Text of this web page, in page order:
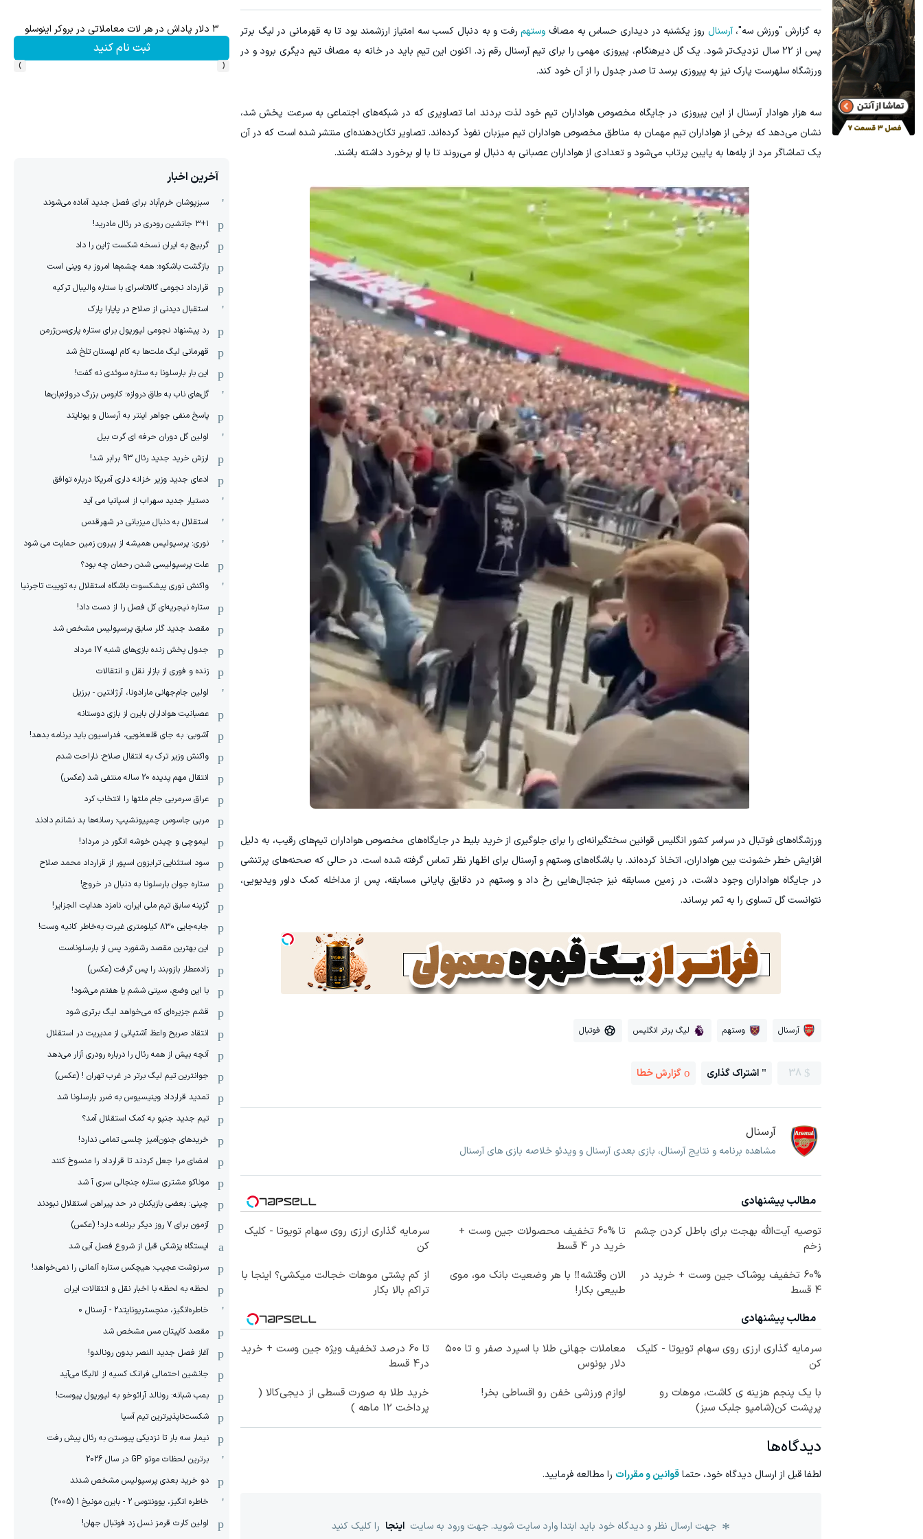
به گزارش "ورزش سه"،آرسنال روز یکشنبه در دیداری حساس به مصاف وستهمرفت و به دنبال کسب سه امتیاز ارزشمند بود تا به قهرمانی در لیگ برتر
پس از 22 سال نزدیک‌تر شود. یک گل دیرهنگام، پیروزی مهمی را برای تیم آرسنال رقم زد. اکنون این تیم باید در خانه به مصاف تیم دیگری برود و در
ورزشگاه سلهرست پارک نیز به پیروزی برسد تا صدر جدول را از آن خود کند.
سه هزار هوادار آرسنال از این پیروزی در جایگاه مخصوص هواداران تیم خود لذت بردند اما تصاویری که در شبکه‌های اجتماعی به سرعت پخش شد،
نشان می‌دهد که برخی از هواداران تیم مهمان به مناطق مخصوص هواداران تیم میزبان نفوذ کرده‌اند. تصاویر تکان‌دهنده‌ای منتشر شده است که در آن
یک تماشاگر مرد از پله‌ها به پایین پرتاب می‌شود و تعدادی از هواداران عصبانی به دنبال او می‌روند تا با او برخورد داشته باشند.
ورزشگاه‌های فوتبال در سراسر کشور انگلیس قوانین سختگیرانه‌ای را برای جلوگیری از خرید بلیط در جایگاه‌های مخصوص هواداران تیم‌های رقیب، به دلیل
افزایش خطر خشونت بین هواداران، اتخاذ کرده‌اند. با باشگاه‌های وستهم و آرسنال برای اظهار نظر تماس گرفته شده است. در حالی که صحنه‌های پرتنشی
در جایگاه هواداران وجود داشت، در زمین مسابقه نیز جنجال‌هایی رخ داد و وستهم در دقایق پایانی مسابقه، پس از مداخله کمک داور ویدیویی،
نتوانست گل تساوی را به ثمر برساند.
آرسنال وستهم لیگ برتر انگلیس فوتبال
38 اشتراک گذاری گزارش خطا
آرسنال
مشاهده برنامه و نتایج آرسنال، بازی بعدی آرسنال و ویدئو خلاصه بازی های آرسنال
مطالب پیشنهادی
توصیه آیت‌الله بهجت برای باطل کردن چشم
زخم
تا %60 تخفیف محصولات جین وست +
خرید در 4 قسط
سرمایه گذاری ارزی روی سهام تویوتا - کلیک
کن
60% تخفیف پوشاک جین وست + خرید در
4 قسط
الان وقتشه‼️ با هر وضعیت بانک مو، موی
طبیعی بکار!
از کم پشتی موهات خجالت میکشی؟ اینجا با
تراکم بالا بکار
مطالب پیشنهادی
سرمایه گذاری ارزی روی سهام تویوتا - کلیک
کن
معاملات جهانی طلا با اسپرد صفر و تا ۵۰۰
دلار بونوس
تا 60 درصد تخفیف ویژه جین وست + خرید
در4 قسط
با یک پنجم هزینه ی کاشت، موهات رو
پرپشت کن(شامپو جلبک سبز)
لوازم ورزشی خفن رو اقساطی بخر!
خرید طلا به صورت قسطی از دیجی‌کالا (
پرداخت 12 ماهه )
دیدگاه‌ها
لطفا قبل از ارسال دیدگاه خود، حتماقوانین و مقررات را مطالعه فرمایید.
جهت ارسال نظر و دیدگاه خود باید ابتدا وارد سایت شوید. جهت ورود به سایت اینجا را کلیک کنید
۳ دلار پاداش در هر لات معاملاتی در بروکر اینوسلو
ثبت نام کنید
‹
›
آخرین اخبار
سبزپوشان خرم‌آباد برای فصل جدید آماده می‌شوند
۳+۱ جانشین رودری در رئال مادرید!
گربیچ به ایران نسخه شکست ژاپن را داد
بازگشت باشکوه: همه چشم‌ها امروز به وینی است
قرارداد نجومی گالاتاسرای با ستاره والیبال ترکیه
استقبال دیدنی از صلاح در پاپارا پارک
رد پیشنهاد نجومی لیورپول برای ستاره پاری‌سن‌ژرمن
قهرمانی لیگ ملت‌ها به کام لهستان تلخ شد
این بار بارسلونا به ستاره سوئدی نه گفت!
گل‌های ناب به طاق دروازه؛ کابوس بزرگ دروازه‌بان‌ها
پاسخ منفی جواهر اینتر به آرسنال و یونایتد
اولین گل دوران حرفه ای گرت بیل
ارزش خرید جدید رئال 93 برابر شد!
ادعای جدید وزیر خزانه داری آمریکا درباره توافق
دستیار جدید سهراب از اسپانیا می آید
استقلال به دنبال میزبانی در شهرقدس
نوری: پرسپولیس همیشه از بیرون زمین حمایت می شود
علت پرسپولیسی شدن رحمان چه بود؟
واکنش نوری پیشکسوت باشگاه استقلال به توییت تاجرنیا
ستاره نیجریه‌ای کل فصل را از دست داد!
مقصد جدید گلر سابق پرسپولیس مشخص شد
جدول پخش زنده بازی‌های شنبه 17 مرداد
زنده و فوری از بازار نقل و انتقالات
اولین جام‌جهانی مارادونا، آرژانتین - برزیل
عصبانیت هواداران بایرن از بازی دوستانه
آشوبی: به جای قلعه‌نویی، فدراسیون باید برنامه بدهد!
واکنش وزیر ترک به انتقال صلاح: ناراحت شدم
انتقال مهم پدیده 20 ساله منتفی شد (عکس)
عراق سرمربی جام ملتها را انتخاب کرد
مربی جاسوس چمپیونشیپ: رسانه‌ها بد نشانم دادند
لیموچی و چیدن خوشه انگور در مرداد!
سود استثنایی ترابزون اسپور از قرارداد محمد صلاح
ستاره جوان بارسلونا به دنبال در خروج!
گزینه سابق تیم ملی ایران، نامزد هدایت الجزایر!
جابه‌جایی ۸۳۰ کیلومتری غیرت به‌خاطر کانیه وست!
این بهترین مقصد رشفورد پس از بارسلوناست
زاده‌عطار بازوبند را پس گرفت (عکس)
با این وضع، سیتی ششم یا هفتم می‌شود!
قشم جزیره‌ای که می‌خواهد لیگ برتری شود
انتقاد صریح واعظ آشتیانی از مدیریت در استقلال
آنچه بیش از همه رئال را درباره رودری آزار می‌دهد
جوانترین تیم لیگ برتر در غرب تهران ! (عکس)
تمدید قرارداد وینیسیوس به ضرر بارسلونا شد
تیم جدید جنپو به کمک استقلال آمد؟
خریدهای جنون‌آمیز چلسی تمامی ندارد!
امضای مرا جعل کردند تا قرارداد را منسوخ کنند
موناکو مشتری ستاره جنجالی سری آ شد
چینی: بعضی بازیکنان در حد پیراهن استقلال نبودند
آزمون برای 7 روز دیگر برنامه دارد! (عکس)
ایستگاه پزشکی قبل از شروع فصل آبی شد
سرنوشت عجیب: هیچکس ستاره آلمانی را نمی‌خواهد!
لحظه به لحظه با اخبار نقل و انتقالات ایران
خاطره‌انگیز، منچستریونایتد2 - آرسنال 0
مقصد کاپیتان مس مشخص شد
آغاز فصل جدید النصر بدون رونالدو!
جانشین احتمالی فرانک کسیه از لالیگا می‌آید
بمب شبانه: رونالد آرائوخو به لیورپول پیوست!
شکست‌ناپذیرترین تیم آسیا
نیمار سه بار تا نزدیکی پیوستن به رئال پیش رفت
برترین لحظات موتو GP در سال 2026
دو خرید بعدی پرسپولیس مشخص شدند
خاطره انگیز، یوونتوس 2 - بایرن مونیخ 1 (2005)
اولین کارت قرمز نسل زد فوتبال جهان!